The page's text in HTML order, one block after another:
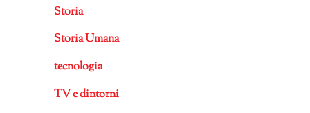
Storia
Storia Umana
tecnologia
TV e dintorni